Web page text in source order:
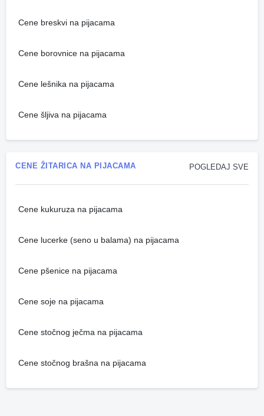
Cene breskvi na pijacama
Cene borovnice na pijacama
Cene lešnika na pijacama
Cene šljiva na pijacama
POGLEDAJ SVE
CENE ŽITARICA NA PIJACAMA
Cene kukuruza na pijacama
Cene lucerke (seno u balama) na pijacama
Cene pšenice na pijacama
Cene soje na pijacama
Cene stočnog ječma na pijacama
Cene stočnog brašna na pijacama